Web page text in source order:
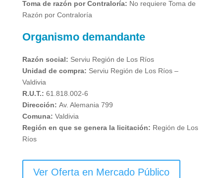
Toma de razón por Contraloría: No requiere Toma de
Razón por Contraloría
Organismo demandante
Razón social: Serviu Región de Los Ríos
Unidad de compra: Serviu Región de Los Ríos –
Valdivia
R.U.T.: 61.818.002-6
Dirección: Av. Alemania 799
Comuna: Valdivia
Región en que se genera la licitación: Región de Los
Ríos
Ver Oferta en Mercado Público